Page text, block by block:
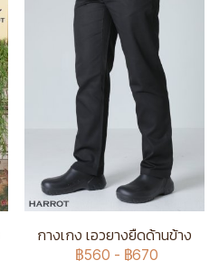
กางเกง เอวยางยืดด้านข้าง
฿560 - ฿670